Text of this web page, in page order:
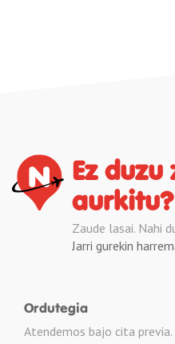
Ez
aurkitu?
Zaude lasai. Nahi
Jarri gurekin
Ordutegia
Atendemos bajo cita previa.